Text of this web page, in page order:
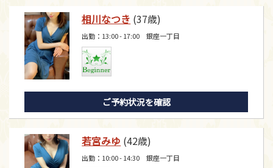
相川なつき (37歳)
出勤：13:00 - 17:00 銀座一丁目
ご予約状況を確認
若宮みゆ (42歳)
出勤：10:00 - 14:30 銀座一丁目